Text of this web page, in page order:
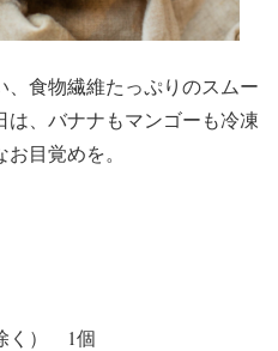
食物繊維たっぷりのスムー
は、バナナもマンゴーも冷凍
目覚めを。
く） 1個